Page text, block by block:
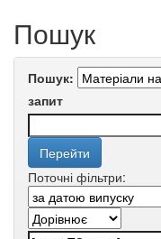
Пошук
Пошук:
запит
Поточні фільтри: